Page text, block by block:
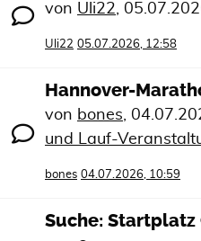
von Uli22,
Uli22 05.07.2026, 12:58
Hannover-
von bones,
und Lauf-
bones 04.07.2026, 10:59
Suche: